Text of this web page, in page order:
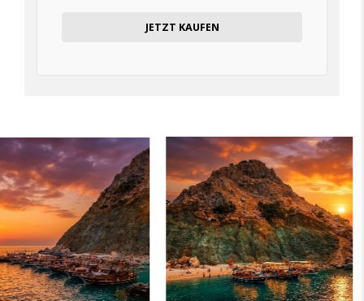
JETZT KAUFEN